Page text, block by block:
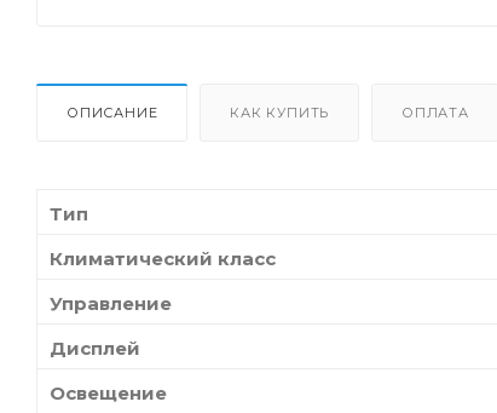
ОПИСАНИЕ КАК КУПИТЬ ОПЛАТА
Тип
Климатический класс
Управление
Дисплей
Освещение